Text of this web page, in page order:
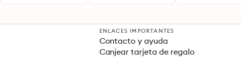
ENLACES IMPORTANTES
Contacto y ayuda
Canjear tarjeta de regalo